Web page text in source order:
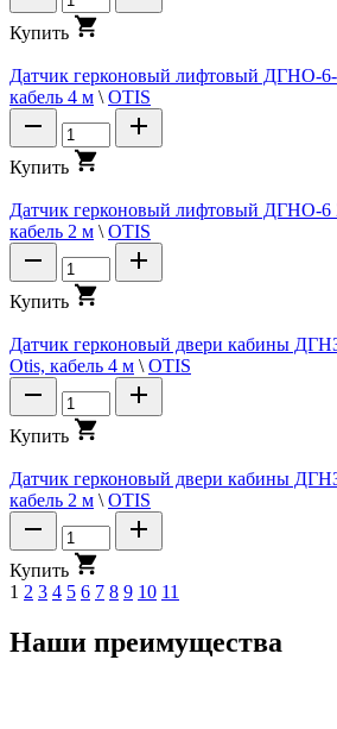
Купить
Датчик герконовый лифтовый ДГНО-
кабель 4 м \ OTIS
Купить
Датчик герконовый лифтовый ДГНО-
кабель 2 м \ OTIS
Купить
Датчик герконовый двери кабины
Otis, кабель 4 м \ OTIS
Купить
Датчик герконовый двери кабины
кабель 2 м \ OTIS
Купить
1 2 3 4 5 6 7 8 9 10 11
Наши преимущества